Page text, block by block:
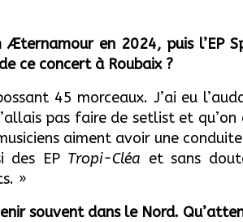
Æternamour en 2024, puis l’EP
ce concert à Roubaix ?
45 morceaux. J’ai eu
pas faire de setlist et
aiment avoir une
des EP Tropi-Cléa et sans
»
souvent dans le Nord.